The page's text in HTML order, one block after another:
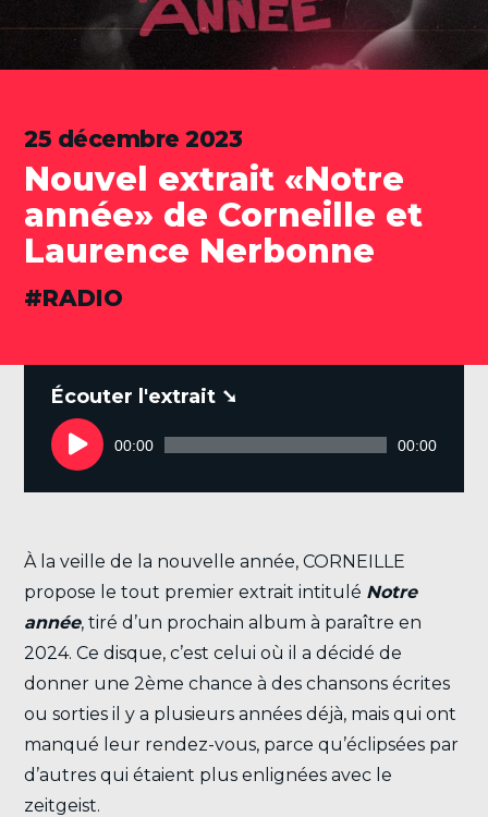
25 décembre 2023
Nouvel extrait «Notre
année» de Corneille et
Laurence Nerbonne
RADIO
Lecteur
audio
00:00 00:00
À la veille de la nouvelle année, CORNEILLE
propose le tout premier extrait intitulé Notre
année, tiré d’un prochain album à paraître en
2024. Ce disque, c’est celui où il a décidé de
donner une 2ème chance à des chansons écrites
ou sorties il y a plusieurs années déjà, mais qui ont
manqué leur rendez-vous, parce qu’éclipsées par
d’autres qui étaient plus enlignées avec le
zeitgeist.